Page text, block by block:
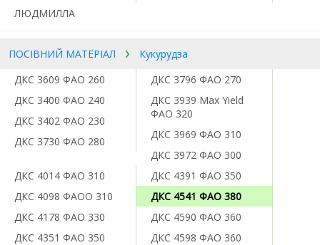
ЛЮДМИЛЛА
ПОСІВНИЙ МАТЕРІАЛ
Кукурудза
ДКC 3609 ФАО 260
ДКС 3400 ФАО 240
ДКС 3402 ФАО 230
ДКС 3730 ФАО 280
ДКС 3796 ФАО 270
ДКС 3939 Max Yield
ФАО 320
ДКС 3969 ФАО 310
ДКС 3972 ФАО 300
ДКС 4014 ФАО 310
ДКС 4098 ФАОО 310
ДКС 4178 ФАО 330
ДКС 4351 ФАО 350
ДКС 4391 ФАО 350
ДКС 4541 ФАО 380
ДКС 4590 ФАО 360
ДКС 4598 ФАО 360